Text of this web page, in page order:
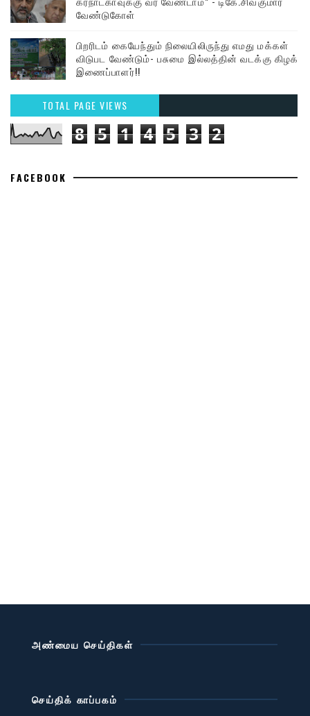
வேண்டுகோள்
பிறரிடம் கையேந்தும் நிலையிலிருந்து எமது மக்கள்
விடுபட வேண்டும்- பசுமை இல்லத்தின் வடக்கு கிழக்கு
இணைப்பாளர்!!
TOTAL PAGE VIEWS
8 5 1 4 5 3 2
FACEBOOK
அண்மைய செய்திகள்
செய்திக் காப்பகம்